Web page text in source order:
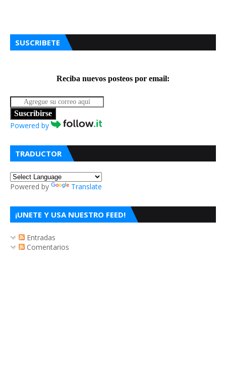
SUSCRIBETE
Reciba nuevos posteos por email:
Suscribirse
Powered by
TRADUCTOR
Powered by Translate
¡UNETE Y USA NUESTRO FEED!
Entradas
Comentarios